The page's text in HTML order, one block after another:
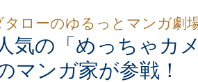
タローのゆるっとマンガ劇
気の「めっちゃカ
マンガ家が参戦！